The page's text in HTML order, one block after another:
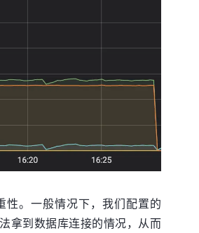
性。一般情况下，我们配置的
拿到数据库连接的情况，从而